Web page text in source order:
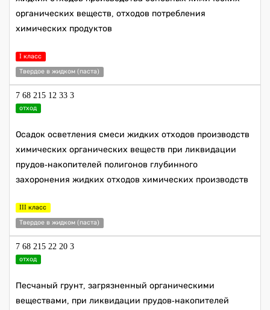
органических веществ, отходов потребления
химических продуктов
I класс
Твердое в жидком (паста)
7 68 215 12 33 3
отход
Осадок осветления смеси жидких отходов производств
химических органических веществ при ликвидации
прудов-накопителей полигонов глубинного
захоронения жидких отходов химических производств
III класс
Твердое в жидком (паста)
7 68 215 22 20 3
отход
Песчаный грунт, загрязненный органическими
веществами, при ликвидации прудов-накопителей